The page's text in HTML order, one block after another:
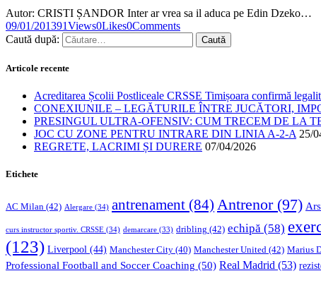
Autor: CRISTI ȘANDOR Inter ar vrea sa il aduca pe Edin Dzeko…
09/01/201391Views0Likes0Comments
Caută după:
Articole recente
Acreditarea Școlii Postliceale CRSSE Timișoara confirmă
CONEXIUNILE – LEGĂTURILE ÎNTRE JUCĂTORI,
PRESINGUL ULTRA-OFENSIV: CUM TRECEM DE LA
JOC CU ZONE PENTRU INTRARE DIN LINIA A-2-A 25/
REGRETE, LACRIMI ȘI DURERE 07/04/2026
Etichete
AC Milan (42) Alergare (34) antrenament (84) Antrenor(97)
curs instructor sportiv. CRSSE (34) demarcare (33) dribling (42) echipă (58)
(123) Liverpool (44) Manchester City (40) Manchester United (42) Marius
Professional Football and Soccer Coaching (50) Real Madrid (53)